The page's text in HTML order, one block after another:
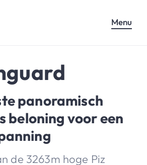
Menu
panoramisch
beloning voor een
de 3263m hoge Piz